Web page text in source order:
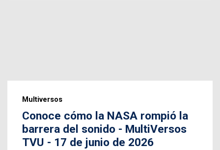
Multiversos
Conoce cómo la NASA rompió la
barrera del sonido - MultiVersos
TVU - 17 de junio de 2026